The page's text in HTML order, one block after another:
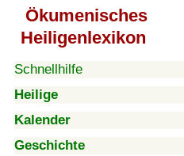
Ökumenisches
Heiligenlexikon
Schnellhilfe
Heilige
Kalender
Geschichte